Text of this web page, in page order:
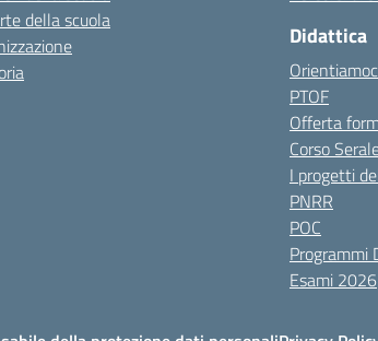
della scuola
Didattica
PTOF
Offerta
Corso
I progetti
PNRR
POC
Programmi
Esami 2026